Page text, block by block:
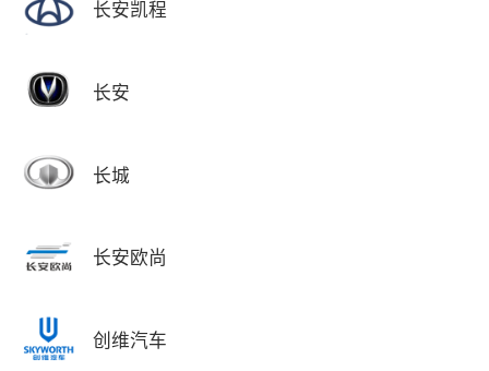
长安凯程
长安
长城
长安欧尚
创维汽车